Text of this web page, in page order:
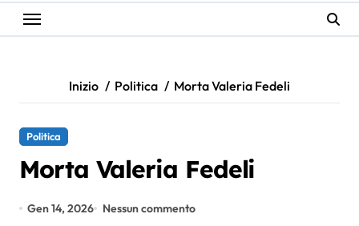
Inizio Politica Morta Valeria Fedeli
Politica
Morta Valeria Fedeli
Gen 14, 2026 Nessun commento